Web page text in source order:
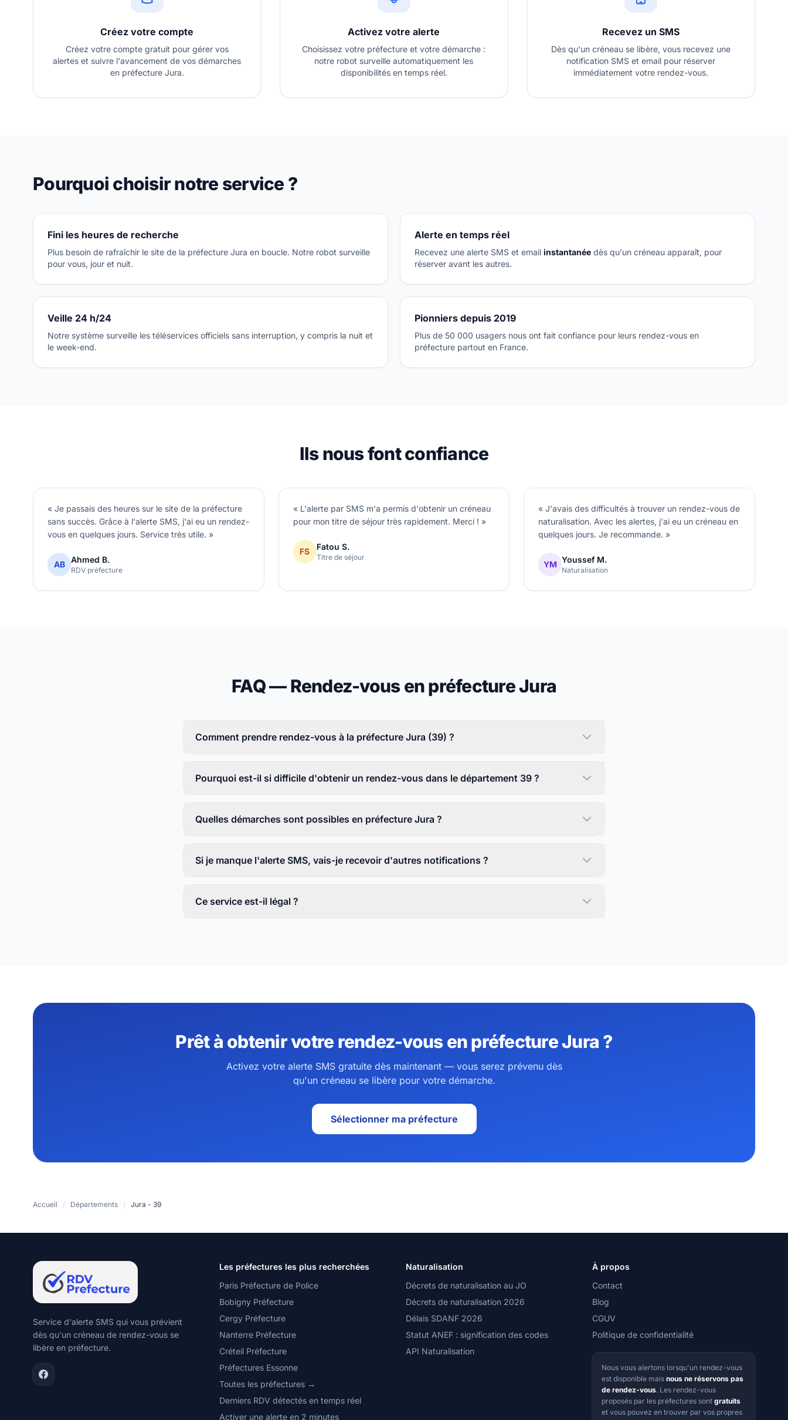
Créez votre compte
Créez votre compte gratuit pour gérer vos
alertes et suivre l'avancement de vos démarches
en préfecture Jura.
Activez votre alerte
Choisissez votre préfecture et votre démarche :
notre robot surveille automatiquement les
disponibilités en temps réel.
Recevez un SMS
Dès qu'un créneau se libère, vous recevez une
notification SMS et email pour réserver
immédiatement votre rendez-vous.
Pourquoi choisir notre service ?
Fini les heures de recherche
Plus besoin de rafraîchir le site de la préfecture Jura en boucle. Notre robot surveille
pour vous, jour et nuit.
Alerte en temps réel
Recevez une alerte SMS et email instantanée dès qu'un créneau apparaît, pour
réserver avant les autres.
Veille 24 h/24
Notre système surveille les téléservices officiels sans interruption, y compris la nuit et
le week-end.
Pionniers depuis 2019
Plus de 50 000 usagers nous ont fait confiance pour leurs rendez-vous en
préfecture partout en France.
Ils nous font confiance
« Je passais des heures sur le site de la préfecture
sans succès. Grâce à l'alerte SMS, j'ai eu un rendez-
vous en quelques jours. Service très utile. »
AB Ahmed B.
RDV préfecture
« L'alerte par SMS m'a permis d'obtenir un créneau
pour mon titre de séjour très rapidement. Merci ! »
FS Fatou S.
Titre de séjour
« J'avais des difficultés à trouver un rendez-vous de
naturalisation. Avec les alertes, j'ai eu un créneau en
quelques jours. Je recommande. »
YM Youssef M.
Naturalisation
FAQ — Rendez-vous en préfecture Jura
Comment prendre rendez-vous à la préfecture Jura (39) ?
Pourquoi est-il si difficile d'obtenir un rendez-vous dans le département 39 ?
Quelles démarches sont possibles en préfecture Jura ?
Si je manque l'alerte SMS, vais-je recevoir d'autres notifications ?
Ce service est-il légal ?
Prêt à obtenir votre rendez-vous en préfecture Jura ?
Activez votre alerte SMS gratuite dès maintenant — vous serez prévenu dès
qu'un créneau se libère pour votre démarche.
Sélectionner ma préfecture
Accueil / Départements / Jura - 39
Service d'alerte SMS qui vous prévient
dès qu'un créneau de rendez-vous se
libère en préfecture.
Les préfectures les plus recherchées
Paris Préfecture de Police
Bobigny Préfecture
Cergy Préfecture
Nanterre Préfecture
Créteil Préfecture
Préfectures Essonne
Toutes les préfectures →
Derniers RDV détectés en temps réel
Activer une alerte en 2 minutes
Naturalisation
Décrets de naturalisation au JO
Décrets de naturalisation 2026
Délais SDANF 2026
Statut ANEF : signification des codes
API Naturalisation
À propos
Contact
Blog
CGUV
Politique de confidentialité
Nous vous alertons lorsqu'un rendez-vous
est disponible mais nous ne réservons pas
de rendez-vous. Les rendez-vous
proposés par les préfectures sont gratuits
et vous pouvez en trouver par vos propres